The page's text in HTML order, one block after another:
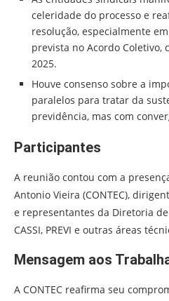
celeridade do processo e
resolução, especialmente
prevista no Acordo Coletivo,
2025.
Houve consenso sobre a
paralelos para tratar da
previdência, mas com
Participantes
A reunião contou com a
Antonio Vieira (CONTEC),
e representantes da Diretoria de
CASSI, PREVI e outras áreas
Mensagem aos
A CONTEC reafirma seu